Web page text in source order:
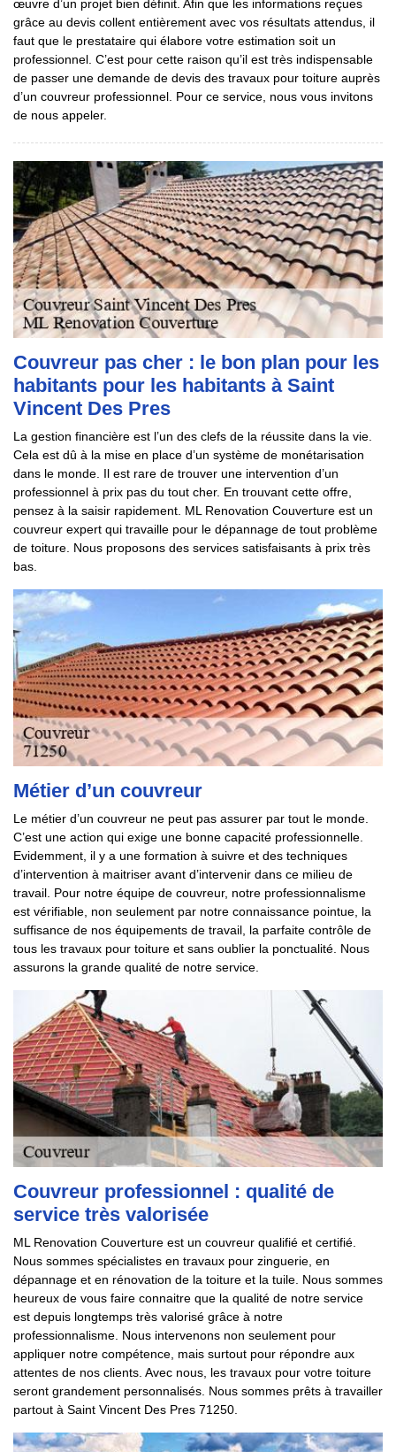
œuvre d’un projet bien définit. Afin que les informations reçues
grâce au devis collent entièrement avec vos résultats attendus, il
faut que le prestataire qui élabore votre estimation soit un
professionnel. C’est pour cette raison qu’il est très indispensable
de passer une demande de devis des travaux pour toiture auprès
d’un couvreur professionnel. Pour ce service, nous vous invitons
de nous appeler.
Couvreur pas cher : le bon plan pour les
habitants pour les habitants à Saint
Vincent Des Pres
La gestion financière est l’un des clefs de la réussite dans la vie.
Cela est dû à la mise en place d’un système de monétarisation
dans le monde. Il est rare de trouver une intervention d’un
professionnel à prix pas du tout cher. En trouvant cette offre,
pensez à la saisir rapidement. ML Renovation Couverture est un
couvreur expert qui travaille pour le dépannage de tout problème
de toiture. Nous proposons des services satisfaisants à prix très
bas.
Métier d’un couvreur
Le métier d’un couvreur ne peut pas assurer par tout le monde.
C’est une action qui exige une bonne capacité professionnelle.
Evidemment, il y a une formation à suivre et des techniques
d’intervention à maitriser avant d’intervenir dans ce milieu de
travail. Pour notre équipe de couvreur, notre professionnalisme
est vérifiable, non seulement par notre connaissance pointue, la
suffisance de nos équipements de travail, la parfaite contrôle de
tous les travaux pour toiture et sans oublier la ponctualité. Nous
assurons la grande qualité de notre service.
Couvreur professionnel : qualité de
service très valorisée
ML Renovation Couverture est un couvreur qualifié et certifié.
Nous sommes spécialistes en travaux pour zinguerie, en
dépannage et en rénovation de la toiture et la tuile. Nous sommes
heureux de vous faire connaitre que la qualité de notre service
est depuis longtemps très valorisé grâce à notre
professionnalisme. Nous intervenons non seulement pour
appliquer notre compétence, mais surtout pour répondre aux
attentes de nos clients. Avec nous, les travaux pour votre toiture
seront grandement personnalisés. Nous sommes prêts à travailler
partout à Saint Vincent Des Pres 71250.